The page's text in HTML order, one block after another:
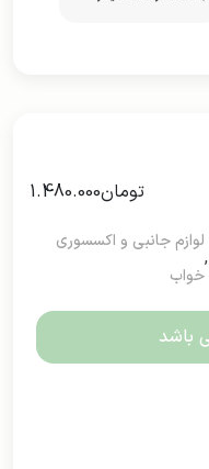
تومان1.480.000
,
لوازم جانبی و اکسسوری
خواب
باشد